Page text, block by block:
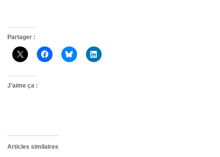
Partager :
J’aime ça :
Articles similaires